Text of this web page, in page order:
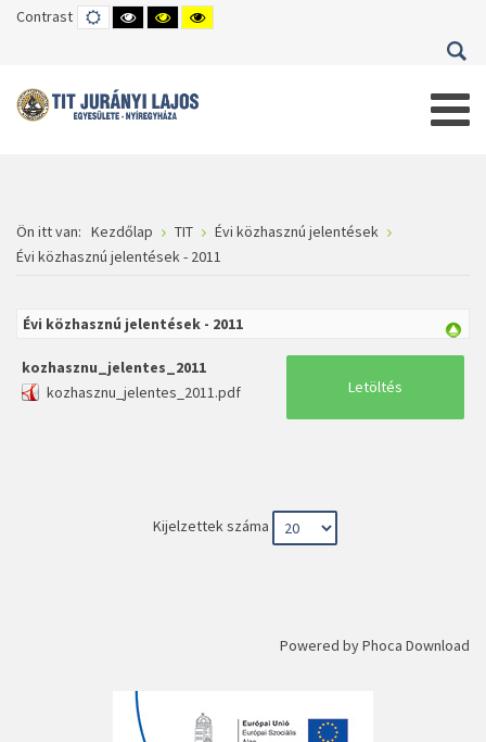
Contrast DEFAULT
MODE
HIGH
CONTRAST
HIGH
CONTRAST
HIGH
CONTRAST
Ön itt van: Kezdőlap TIT
Évi közhasznú jelentések
Évi közhasznú jelentések - 2011
Évi közhasznú jelentések - 2011
kozhasznu_jelentes_2011
kozhasznu_jelentes_2011.pdf
Letöltés
Kijelzettek száma
Powered byPhoca Download